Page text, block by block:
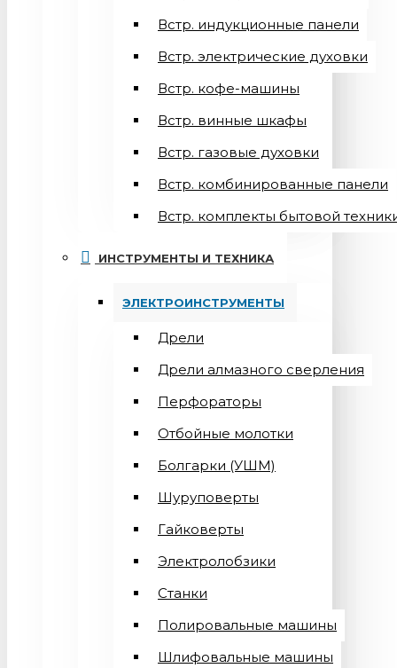
Встр. индукционные панели
Встр. электрические духовки
Встр. кофе-машины
Встр. винные шкафы
Встр. газовые духовки
Встр. комбинированные панели
Встр. комплекты бытовой
ИНСТРУМЕНТЫ И ТЕХНИКА
ЭЛЕКТРОИНСТРУМЕНТЫ
Дрели
Дрели алмазного сверления
Перфораторы
Отбойные молотки
Болгарки (УШМ)
Шуруповерты
Гайковерты
Электролобзики
Станки
Полировальные машины
Шлифовальные машины